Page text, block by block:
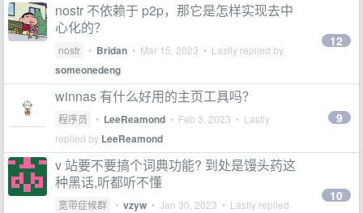
nostr 不依赖于 p2p，那它是怎样实现去中
心化的？
nostr • Bridan • Mar 15, 2023 • Lastly replied by
someonedeng
12
winnas 有什么好用的主页工具吗？
程序员 • LeeReamond • Feb 3, 2023 • Lastly
replied by LeeReamond
9
v 站要不要搞个词典功能? 到处是馒头药这
种黑话,听都听不懂
宽带症候群 • vzyw • Jan 30, 2023 • Lastly replied
10